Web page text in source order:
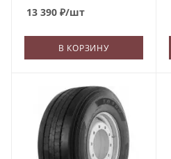
13 390 ₽/шт
В КОРЗИНУ